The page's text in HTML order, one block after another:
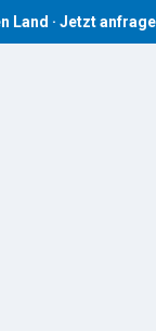
anfragen! · ☎